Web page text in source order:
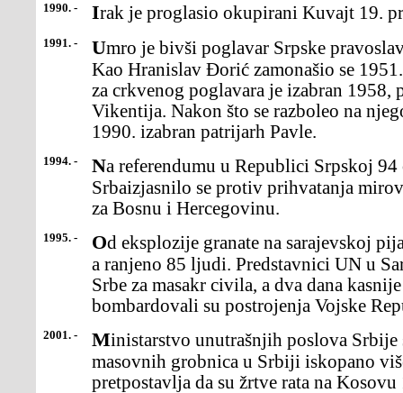
1990. - Irak je proglasio okupirani Kuvajt 19.
1991. - Umro je bivši poglavar Srpske pravoslavne crkve patrijarh German.
Kao Hranislav Đorić zamonašio se
za crkvenog poglavara je izabran 1958,
Vikentija. Nakon što se razboleo na
1990. izabran patrijarh Pavle.
1994. - Na referendumu u Republici Srpskoj 94 odsto bosanskih
Srbaizjasnilo se protiv prihvatanja
za Bosnu i Hercegovinu.
1995. - Od eksplozije granate na sarajevskoj pijaci Markale poginulo je 37,
a ranjeno 85 ljudi. Predstavnici UN u
Srbe za masakr civila, a dva dana
bombardovali su postrojenja Vojske
2001. - Ministarstvo unutrašnjih poslova Srbije saopštilo je daje iz
masovnih grobnica u Srbiji iskopano
pretpostavlja da su žrtve rata na